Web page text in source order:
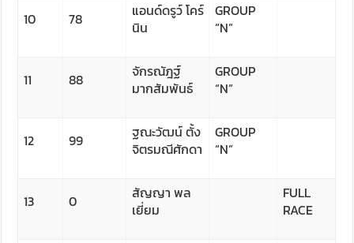
10 78
แอนด์ดรูว์ โคร์
นิน
GROUP
“N”
11 88
จักรณัฎฐ์
มากสัมพันธ์
GROUP
“N”
12 99
ฐณะวัฒน์ ตั้ง
จิตรมณีศักดา
GROUP
“N”
13 0
สัญญา พล
เยี่ยม
FULL
RACE